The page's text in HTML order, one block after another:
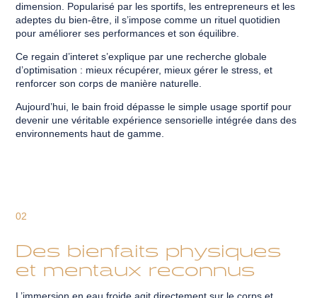
dimension. Popularisé par les sportifs, les entrepreneurs et les
adeptes du bien-être, il s’impose comme un rituel quotidien
pour améliorer ses performances et son équilibre.
Ce regain d’interet s’explique par une recherche globale
d’optimisation : mieux récupérer, mieux gérer le stress, et
renforcer son corps de manière naturelle.
Aujourd’hui, le bain froid dépasse le simple usage sportif pour
devenir une véritable expérience sensorielle intégrée dans des
environnements haut de gamme.
02
Des bienfaits physiques
et mentaux reconnus